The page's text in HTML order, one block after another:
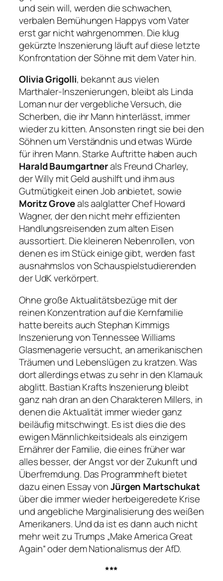
und sein will, werden die schwachen,
verbalen Bemühungen Happys vom Vater
erst gar nicht wahrgenommen. Die klug
gekürzte Inszenierung läuft auf diese letzte
Konfrontation der Söhne mit dem Vater hin.
Olivia Grigolli, bekannt aus vielen
Marthaler-Inszenierungen, bleibt als Linda
Loman nur der vergebliche Versuch, die
Scherben, die ihr Mann hinterlässt, immer
wieder zu kitten. Ansonsten ringt sie bei den
Söhnen um Verständnis und etwas Würde
für ihren Mann. Starke Auftritte haben auch
Harald Baumgartnerals Freund Charley,
der Willy mit Geld aushilft und ihm aus
Gutmütigkeit einen Job anbietet, sowie
Moritz Groveals aalglatter Chef Howard
Wagner, der den nicht mehr effizienten
Handlungsreisenden zum alten Eisen
aussortiert. Die kleineren Nebenrollen, von
denen es im Stück einige gibt, werden fast
ausnahmslos von Schauspielstudierenden
der UdK verkörpert.
Ohne große Aktualitätsbezüge mit der
reinen Konzentration auf die Kernfamilie
hatte bereits auch Stephan Kimmigs
Inszenierung von Tennessee Williams
Glasmenagerieversucht, an amerikanischen
Träumen und Lebenslügen zu kratzen. Was
dort allerdings etwas zu sehr in den Klamauk
abglitt. Bastian Krafts Inszenierung bleibt
ganz nah dran an den Charakteren Millers, in
denen die Aktualität immer wieder ganz
beiläufig mitschwingt. Es ist dies die des
ewigen Männlichkeitsideals als einzigem
Ernährer der Familie, die eines früher war
alles besser, der Angst vor der Zukunft und
Überfremdung. Das Programmheft bietet
dazu einen Essay vonJürgen Martschukat
über die immer wieder herbeigeredete Krise
und angebliche Marginalisierung des weißen
Amerikaners. Und da ist es dann auch nicht
mehr weit zu Trumps „Make America Great
Again“ oder dem Nationalismus der AfD.
***